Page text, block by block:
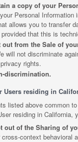
a copy of your
Personal Information
allows you to transfer
that this is
from the Sale of
will not discriminate
rights.
discrimination.
Users residing in
listed above common
residing in California,
out of the Sharing of
cross-context behavioral